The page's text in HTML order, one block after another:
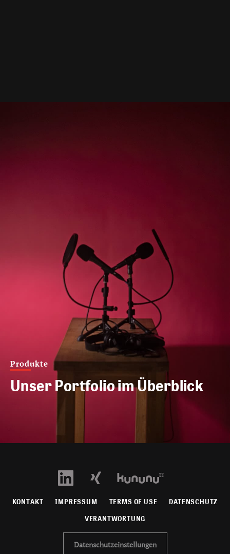
Produkte
Unser Portfolio im Überblick
KONTAKT IMPRESSUM TERMS OF USE DATENSCHUTZ
VERANTWORTUNG
Datenschutzeinstellungen